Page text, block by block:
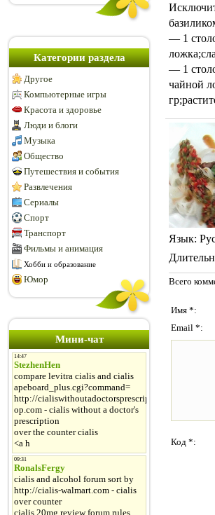
Категории раздела
Другое
Компьютерные игры
Красота и здоровье
Люди и блоги
Музыка
Общество
Путешествия и события
Развлечения
Сериалы
Спорт
Транспорт
Фильмы и анимация
Хобби и образование
Юмор
Мини-чат
— 1
— 1
чайной
Язык:
Всего
Имя *:
Email *:
Код *: